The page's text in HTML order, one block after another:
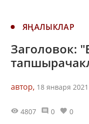
ЯҢАЛЫКЛАР
Заголовок:
автор, 18 января
4807 0 0